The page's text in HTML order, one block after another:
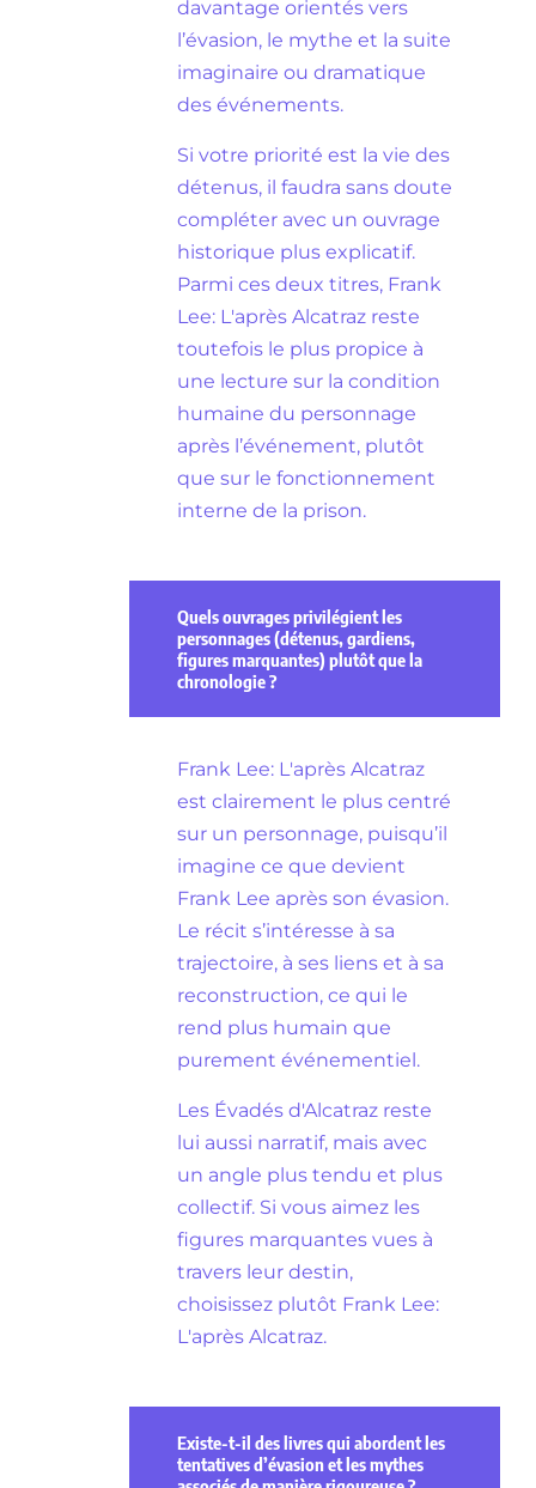
davantage orientés vers
l’évasion, le mythe et la suite
imaginaire ou dramatique
des événements.
Si votre priorité est la vie des
détenus, il faudra sans doute
compléter avec un ouvrage
historique plus explicatif.
Parmi ces deux titres, Frank
Lee: L'après Alcatraz reste
toutefois le plus propice à
une lecture sur la condition
humaine du personnage
après l’événement, plutôt
que sur le fonctionnement
interne de la prison.
Quels ouvrages privilégient les
personnages (détenus, gardiens,
figures marquantes) plutôt que la
chronologie ?
Frank Lee: L'après Alcatraz
est clairement le plus centré
sur un personnage, puisqu’il
imagine ce que devient
Frank Lee après son évasion.
Le récit s’intéresse à sa
trajectoire, à ses liens et à sa
reconstruction, ce qui le
rend plus humain que
purement événementiel.
Les Évadés d'Alcatraz reste
lui aussi narratif, mais avec
un angle plus tendu et plus
collectif. Si vous aimez les
figures marquantes vues à
travers leur destin,
choisissez plutôt Frank Lee:
L'après Alcatraz.
Existe-t-il des livres qui abordent les
tentatives d’évasion et les mythes